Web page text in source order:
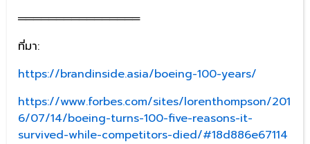
════════════════
ที่มา:
https://brandinside.asia/boeing-100-years/
https://www.forbes.com/sites/lorenthompson/201
6/07/14/boeing-turns-100-five-reasons-it-
survived-while-competitors-died/#18d886e67114